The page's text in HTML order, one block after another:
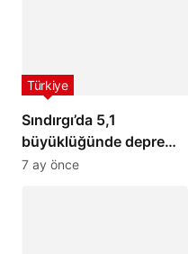
Sındırgı’da 5,1
büyüklüğünde deprem:
İstanbul ve İzmir’de de
Türkiye
7 ay önce